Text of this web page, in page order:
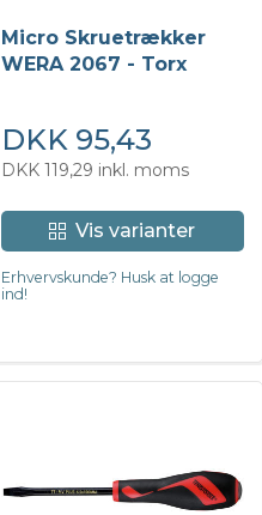
Micro Skruetrækker
WERA 2067 - Torx
DKK 95,43
DKK 119,29 inkl. moms
Vis varianter
Erhvervskunde? Husk at logge
ind!